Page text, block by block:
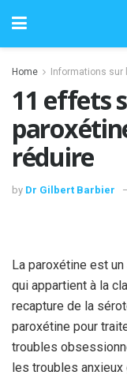
Home Informations
11 effets
réduire
by Dr Gilbert Barbier
La paroxétine est
qui appartient à la
recapture de la
paroxétine pour
troubles
les troubles anxieux